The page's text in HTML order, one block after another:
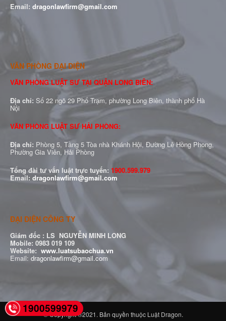
Email: dragonlawfirm@gmail.com
VĂN PHÒNG ĐẠI DIỆN
VĂN PHÒNG LUẬT SƯ TẠI QUẬN LONG BIÊN:
Địa chỉ: Số 22 ngõ 29 Phố Trạm, phường Long Biên, thành phố Hà
Nội
VĂN PHÒNG LUẬT SƯ HẢI PHÒNG:
Địa chỉ: Phòng 5, Tầng 5 Tòa nhà Khánh Hội, Đường Lê Hồng Phong,
Phường Gia Viên, Hải Phòng
Tổng đài tư vấn luật trực tuyến: 1900.599.979
Email: dragonlawfirm@gmail.com
ĐẠI DIỆN CÔNG TY
Giám đốc : LS NGUYỄN MINH LONG
Mobile: 0983 019 109
Website: www.luatsubaochua.vn
Email: dragonlawfirm@gmail.com
© Copyright ®2021. Bản quyền thuộc Luật Dragon.
1900599979